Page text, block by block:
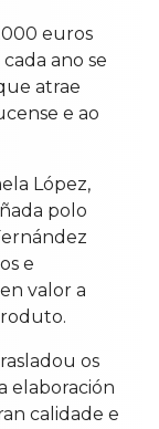
euros
ano se
atrae
e ao
López,
polo
e
valor a
os
elaboración
calidade e